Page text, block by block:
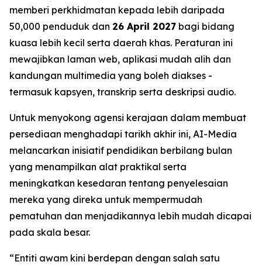
memberi perkhidmatan kepada lebih daripada
50,000 penduduk dan 26 April 2027 bagi bidang
kuasa lebih kecil serta daerah khas. Peraturan ini
mewajibkan laman web, aplikasi mudah alih dan
kandungan multimedia yang boleh diakses -
termasuk kapsyen, transkrip serta deskripsi audio.
Untuk menyokong agensi kerajaan dalam membuat
persediaan menghadapi tarikh akhir ini, AI-Media
melancarkan inisiatif pendidikan berbilang bulan
yang menampilkan alat praktikal serta
meningkatkan kesedaran tentang penyelesaian
mereka yang direka untuk mempermudah
pematuhan dan menjadikannya lebih mudah dicapai
pada skala besar.
“Entiti awam kini berdepan dengan salah satu